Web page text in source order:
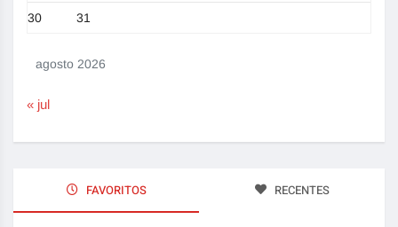
agosto 2026
30 31
« jul
FAVORITOS RECENTES